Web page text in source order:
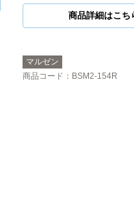
商品詳細はこち
マルゼン
商品コード ：BSM2-154R